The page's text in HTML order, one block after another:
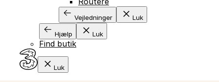
Vejledninger Luk
Hjælp Luk
Find butik
Luk